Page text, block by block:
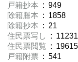
戸籍抄本 : 949
除籍謄本 : 1858
除籍抄本 : 21
住民票写し
: 11231
住民票閲覧 : 19615
戸籍附票 : 541